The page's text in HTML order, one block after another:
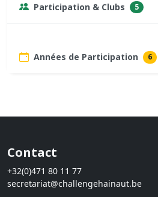
Participation & Clubs 5
Années de Participation 6
Contact
+32(0)471 80 11 77
secretariat@challengehainaut.be